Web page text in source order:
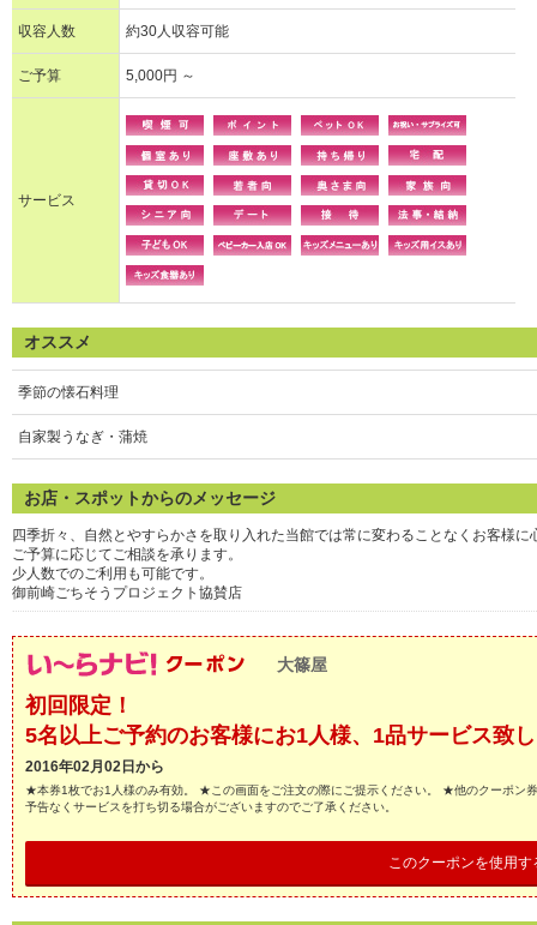
収容人数 約30人収容可能
ご予算 5,000円 ～
サービス
オススメ
季節の懐石料理
自家製うなぎ・蒲焼
お店・スポットからのメッセージ
四季折々、自然とやすらかさを取り入れた当館では常に変わることなくお客様
ご予算に応じてご相談を承ります。
少人数でのご利用も可能です。
御前崎ごちそうプロジェクト協賛店
大篠屋
初回限定！
5名以上ご予約のお客様にお1人様、1品サービス致
2016年02月02日から
★本券1枚でお1人様のみ有効。 ★この画面をご注文の際にご提示ください。 ★他のクーポン
予告なくサービスを打ち切る場合がございますのでご了承ください。
このクーポンを使用す